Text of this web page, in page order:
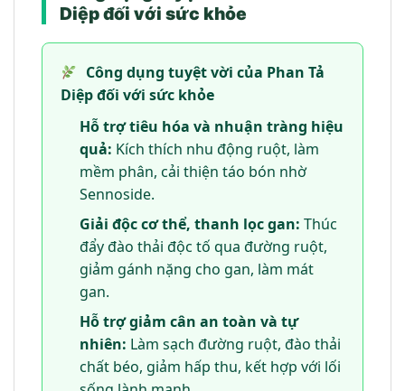
Diệp đối với sức khỏe
Công dụng tuyệt vời của Phan Tả
Diệp đối với sức khỏe
Hỗ trợ tiêu hóa và nhuận tràng hiệu
quả: Kích thích nhu động ruột, làm
mềm phân, cải thiện táo bón nhờ
Sennoside.
Giải độc cơ thể, thanh lọc gan: Thúc
đẩy đào thải độc tố qua đường ruột,
giảm gánh nặng cho gan, làm mát
gan.
Hỗ trợ giảm cân an toàn và tự
nhiên: Làm sạch đường ruột, đào thải
chất béo, giảm hấp thu, kết hợp với lối